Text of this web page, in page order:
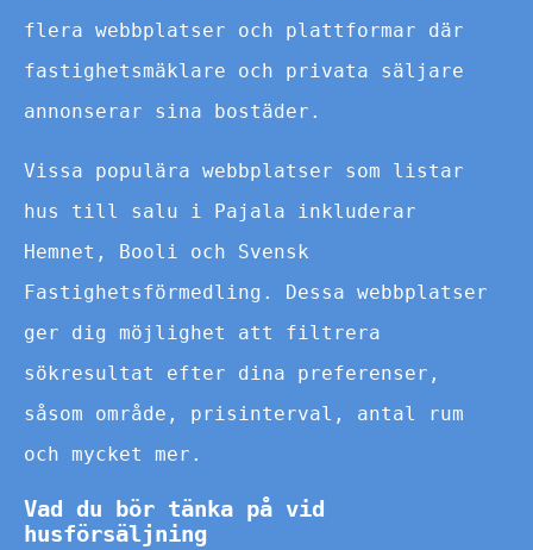
flera webbplatser och plattformar där
fastighetsmäklare och privata säljare
annonserar sina bostäder.
Vissa populära webbplatser som listar
hus till salu i Pajala inkluderar
Hemnet, Booli och Svensk
Fastighetsförmedling. Dessa webbplatser
ger dig möjlighet att filtrera
sökresultat efter dina preferenser,
såsom område, prisinterval, antal rum
och mycket mer.
Vad du bör tänka på vid
husförsäljning